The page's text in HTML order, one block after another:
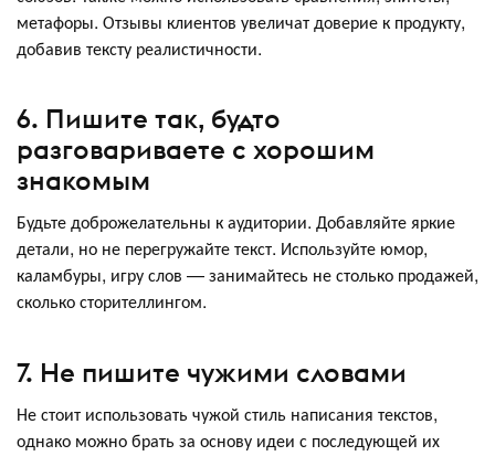
метафоры. Отзывы клиентов увеличат доверие к продукту,
добавив тексту реалистичности.
6. Пишите так, будто
разговариваете с хорошим
знакомым
Будьте доброжелательны к аудитории. Добавляйте яркие
детали, но не перегружайте текст. Используйте юмор,
каламбуры, игру слов — занимайтесь не столько продажей,
сколько сторителлингом.
7. Не пишите чужими словами
Не стоит использовать чужой стиль написания текстов,
однако можно брать за основу идеи с последующей их